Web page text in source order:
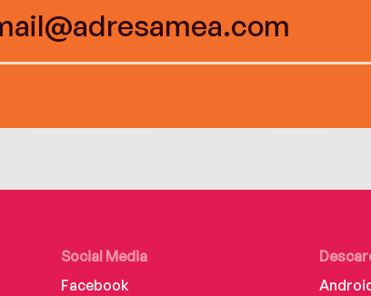
Social Media
Facebook